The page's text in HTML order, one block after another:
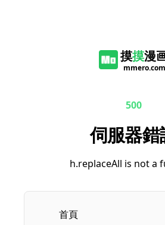
摸摸漫
mmero.com
500
伺服器錯
h.replaceAll is not a
首頁